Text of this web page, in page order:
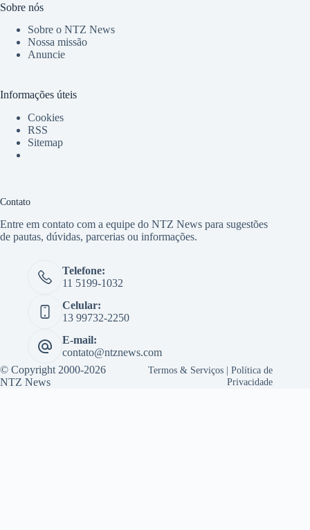
Sobre nós
Sobre o NTZ News
Nossa missão
Anuncie
Informações úteis
Cookies
RSS
Sitemap
Contato
Entre em contato com a equipe do NTZ News para sugestões
de pautas, dúvidas, parcerias ou informações.
Telefone:
11 5199-1032
Celular:
13 99732-2250
E-mail:
contato@ntznews.com
© Copyright 2000-2026
NTZ News
Termos & Serviços |Política de
Privacidade